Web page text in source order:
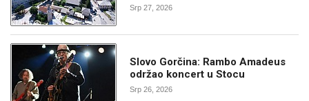
Srp 27, 2026
Slovo Gorčina: Rambo Amadeus
održao koncert u Stocu
Srp 26, 2026